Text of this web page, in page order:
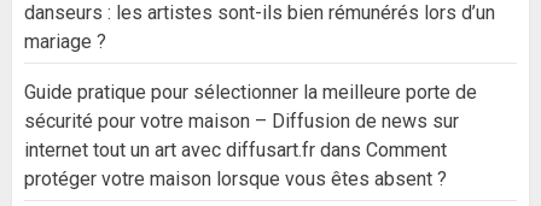
danseurs : les artistes sont-ils bien rémunérés lors d’un
mariage ?
Guide pratique pour sélectionner la meilleure porte de
sécurité pour votre maison – Diffusion de news sur
internet tout un art avec diffusart.fr dans Comment
protéger votre maison lorsque vous êtes absent ?